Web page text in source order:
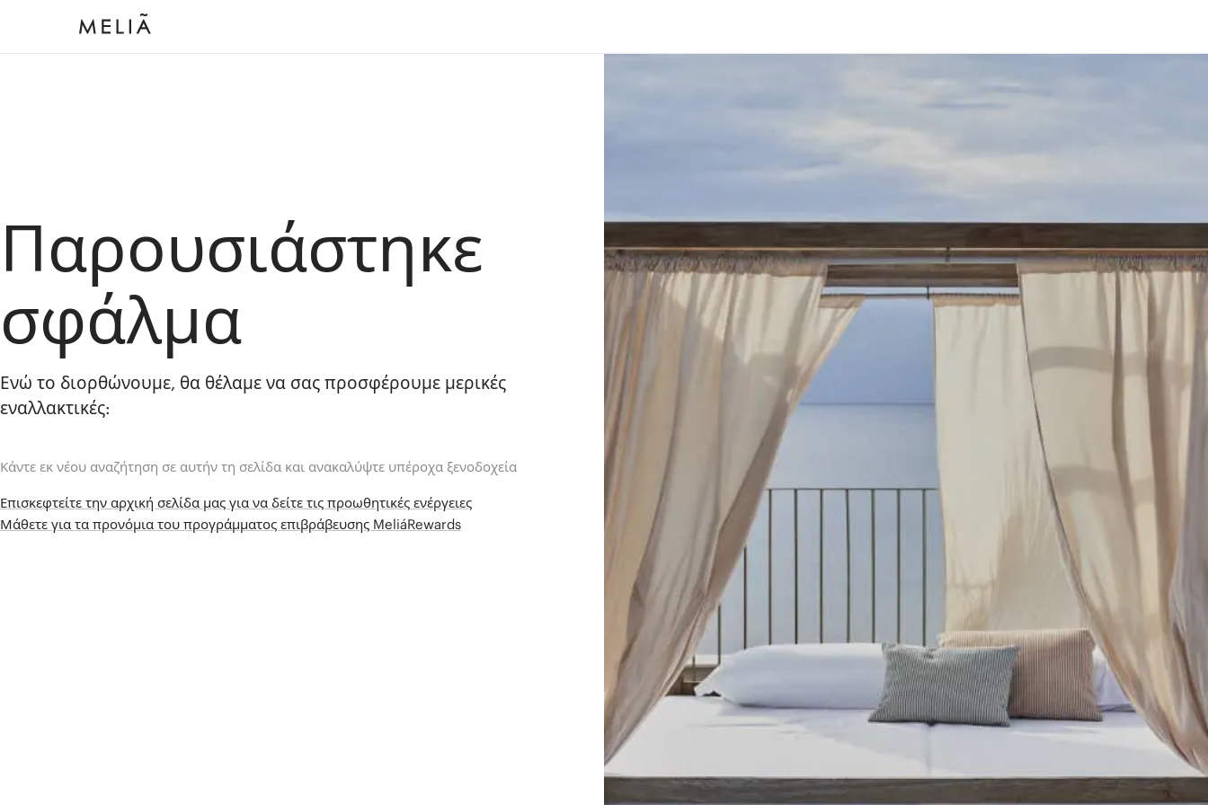
Παρουσιάστηκε
σφάλμα
Ενώ το διορθώνουμε, θα θέλαμε να σας προσφέρουμε μερικές
εναλλακτικές:
Κάντε εκ νέου αναζήτηση σε αυτήν τη σελίδα και ανακαλύψτε υπέροχα ξενοδοχεία
Επισκεφτείτε την αρχική σελίδα μας για να δείτε τις προωθητικές ενέργειες
Μάθετε για τα προνόμια του προγράμματος επιβράβευσης MeliáRewards